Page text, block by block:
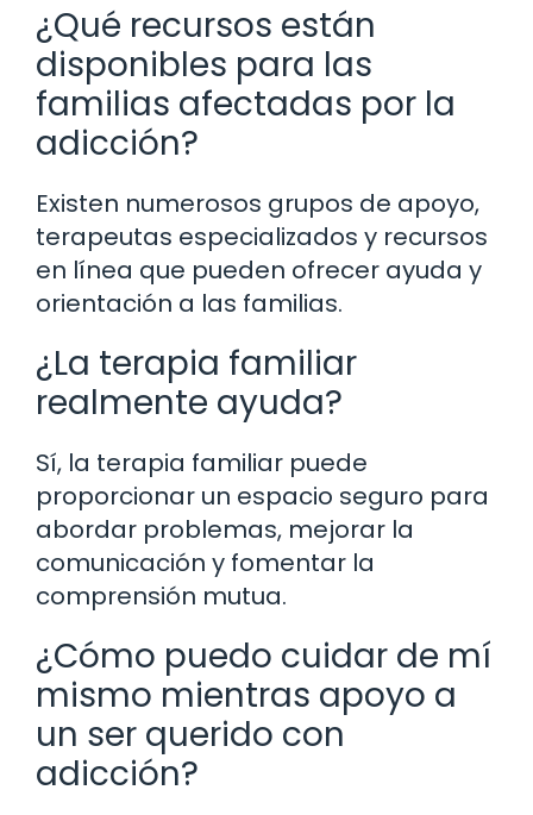
¿Qué recursos están
disponibles para las
familias afectadas por la
adicción?
Existen numerosos grupos de apoyo,
terapeutas especializados y recursos
en línea que pueden ofrecer ayuda y
orientación a las familias.
¿La terapia familiar
realmente ayuda?
Sí, la terapia familiar puede
proporcionar un espacio seguro para
abordar problemas, mejorar la
comunicación y fomentar la
comprensión mutua.
¿Cómo puedo cuidar de mí
mismo mientras apoyo a
un ser querido con
adicción?